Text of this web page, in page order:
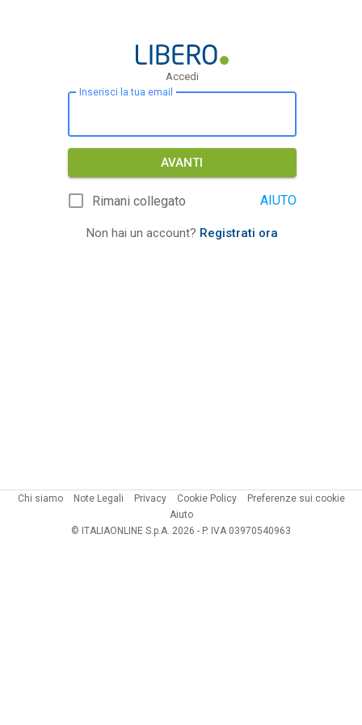
Accedi
Inserisci la tua email
AVANTI
Rimani collegato AIUTO
Non hai un account? Registrati ora
Chi siamo Note Legali Privacy Cookie Policy
Preferenze sui cookie
Aiuto
© ITALIAONLINE S.p.A. 2026 - P. IVA 03970540963